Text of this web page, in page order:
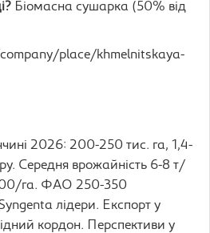
Біомасна сушарка (50% від
place/khmelnitskaya-
2026: 200-250 тис. га, 1,4-
Середня врожайність 6-8 т/
га. ФАО 250-350
лідери. Експорт у
кордон. Перспективи у